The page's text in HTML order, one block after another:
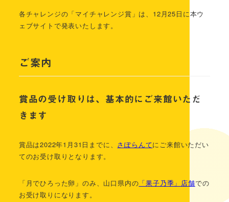
各チャレンジの「マイチャレンジ賞」は、12月25日に本ウ
ェブサイトで発表いたします。
ご案内
賞品の受け取りは、基本的にご来館いただ
きます
賞品は2022年1月31日までに、 さぽらんてにご来館いただい
てのお受け取りとなります。
「月でひろった卵」のみ、山口県内の 「果子乃季」店舗での
お受け取りになります。